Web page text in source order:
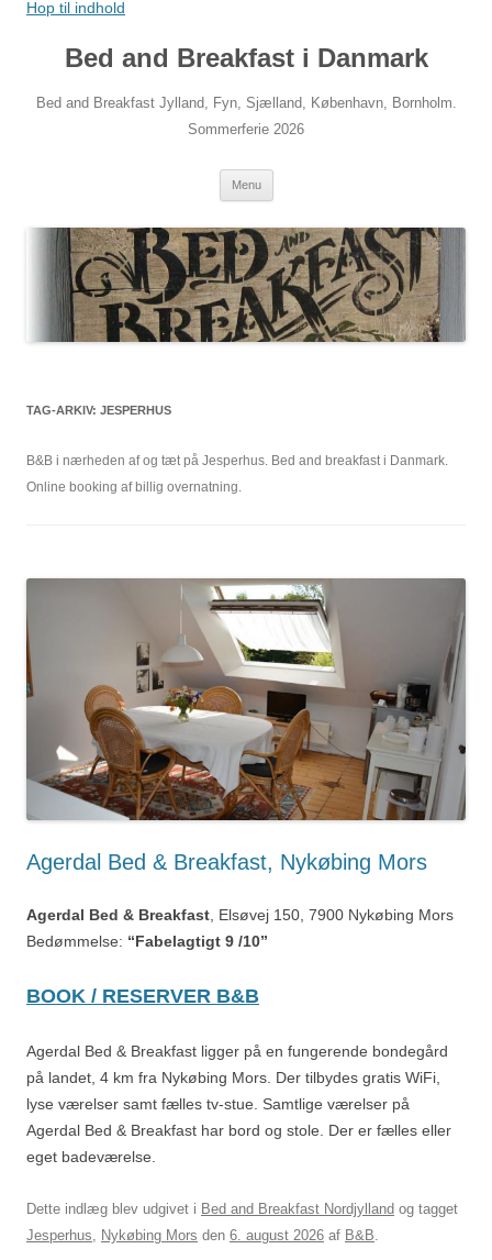
Hop til indhold
Bed and Breakfast i Danmark
Bed and Breakfast Jylland, Fyn, Sjælland, København, Bornholm.
Sommerferie 2026
Menu
TAG-ARKIV: JESPERHUS
B&B i nærheden af og tæt på Jesperhus. Bed and breakfast i Danmark.
Online booking af billig overnatning.
Agerdal Bed & Breakfast, Nykøbing Mors
Agerdal Bed & Breakfast , Elsøvej 150, 7900 Nykøbing Mors
Bedømmelse: “Fabelagtigt 9 /10”
BOOK / RESERVER B&B
Agerdal Bed & Breakfast ligger på en fungerende bondegård
på landet, 4 km fra Nykøbing Mors. Der tilbydes gratis WiFi,
lyse værelser samt fælles tv-stue. Samtlige værelser på
Agerdal Bed & Breakfast har bord og stole. Der er fælles eller
eget badeværelse.
Dette indlæg blev udgivet i Bed and Breakfast Nordjylland og tagget
Jesperhus
Nykøbing Mors den 6. august 2026 af B&B